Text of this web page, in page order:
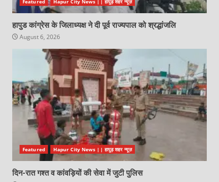
Featured Hapur City News || हापुड़ शहर न्यूज़
हापुड कांग्रेस के जिलाध्यक्ष ने दी पूर्व राज्यपाल को श्रद्धांजलि
August 6, 2026
Featured Hapur City News || हापुड़ शहर न्यूज़
दिन-रात गश्त व कांवड़ियों की सेवा में जुटी पुलिस